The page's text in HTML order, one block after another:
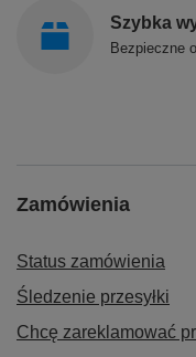
Szybka
Bezpieczne
Zamówienia
Status zamówienia
Śledzenie przesyłki
Chcę zareklamować